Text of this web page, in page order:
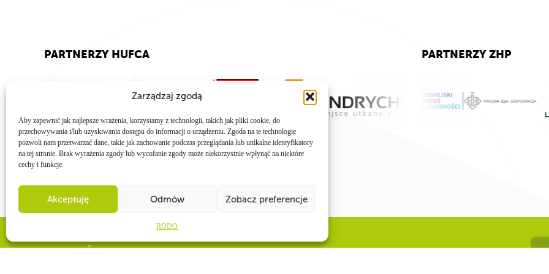
Zarządzaj zgodą
Aby zapewnić jak najlepsze wrażenia, korzystamy z technologii, takich jak pliki cookie, do
przechowywania i/lub uzyskiwania dostępu do informacji o urządzeniu. Zgoda na te technologie
pozwoli nam przetwarzać dane, takie jak zachowanie podczas przeglądania lub unikalne identyfikatory
na tej stronie. Brak wyrażenia zgody lub wycofanie zgody może niekorzystnie wpłynąć na niektóre
cechy i funkcje.
Akceptuję Odmów Zobacz preferencje
RODO
PARTNERZY HUFCA PARTNERZY ZHP
WSPÓLNIE DLA HARCERSKIEJ MISJI